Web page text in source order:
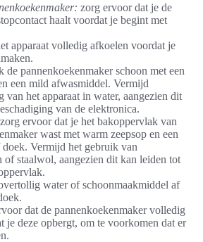
zorg ervoor dat je de
haalt voordat je begint met
apparaat volledig afkoelen voordat je
de pannenkoekenmaker schoon met een
een mild afwasmiddel. Vermijd
van het apparaat in water, aangezien dit
van de elektronica.
zorg ervoor dat je het bakoppervlak van
wast met warm zeepsop en een
doek. Vermijd het gebruik van
of staalwol, aangezien dit kan leiden tot
water of schoonmaakmiddel af
dat de pannenkoekenmaker volledig
je deze opbergt, om te voorkomen dat er